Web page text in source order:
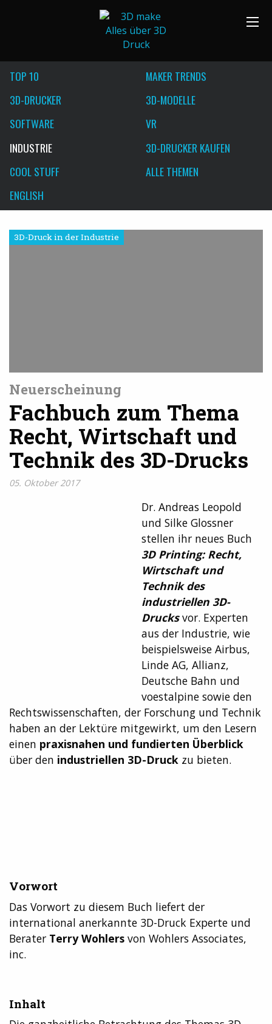
TOP 10
MAKER TRENDS
3D-DRUCKER
3D-MODELLE
SOFTWARE
VR
INDUSTRIE
3D-DRUCKER KAUFEN
COOL STUFF
ALLE THEMEN
ENGLISH
3D-Druck in der Industrie
Neuerscheinung
Fachbuch zum Thema
Recht, Wirtschaft und
Technik des 3D-Drucks
05. Oktober 2017
Dr. Andreas Leopold
und Silke Glossner
stellen ihr neues Buch
3D Printing: Recht,
Wirtschaft und
Technik des
industriellen 3D-
Drucksvor. Experten
aus der Industrie, wie
beispielsweise Airbus,
Linde AG, Allianz,
Deutsche Bahn und
voestalpine sowie den
Rechtswissenschaften, der Forschung und Technik
haben an der Lektüre mitgewirkt, um den Lesern
einen praxisnahen und fundierten Überblick
über den industriellen 3D-Druck zu bieten.
Vorwort
Das Vorwort zu diesem Buch liefert der
international anerkannte 3D-Druck Experte und
Berater Terry Wohlers von Wohlers Associates,
inc.
Inhalt